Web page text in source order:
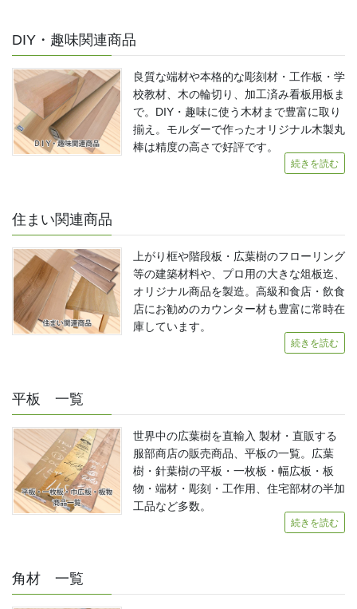
DIY・趣味関連商品
良質な端材や本格的な彫刻材・工作板・学
校教材、木の輪切り、加工済み看板用板ま
で。DIY・趣味に使う木材まで豊富に取り
揃え。モルダーで作ったオリジナル木製丸
棒は精度の高さで好評です。
続きを読む
住まい関連商品
上がり框や階段板・広葉樹のフローリング
等の建築材料や、プロ用の大きな俎板迄、
オリジナル商品を製造。高級和食店・飲食
店にお勧めのカウンター材も豊富に常時在
庫しています。
続きを読む
平板 一覧
世界中の広葉樹を直輸入 製材・直販する
服部商店の販売商品、平板の一覧。広葉
樹・針葉樹の平板・一枚板・幅広板・板
物・端材・彫刻・工作用、住宅部材の半加
工品など多数。
続きを読む
角材 一覧